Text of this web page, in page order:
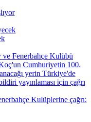
Kulüplerine çağrı: